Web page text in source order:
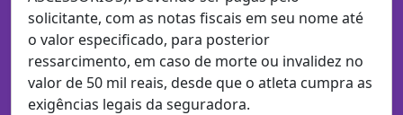
solicitante, com as notas fiscais em seu nome até
o valor especificado, para posterior
ressarcimento, em caso de morte ou invalidez no
valor de 50 mil reais, desde que o atleta cumpra as
exigências legais da seguradora.